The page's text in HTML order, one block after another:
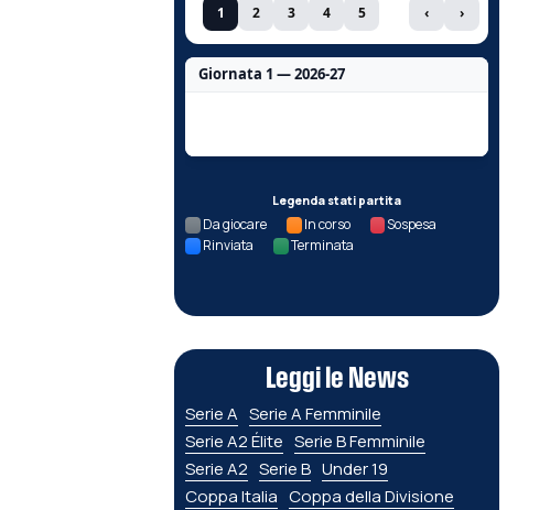
1 2 3 4 5 ‹ ›
Giornata 1 — 2026-27
Legenda stati partita
Da giocare In corso
Sospesa
Rinviata
Terminata
Leggi le News
Serie A Serie A Femminile
Serie A2 Élite Serie B Femminile
Serie A2 Serie B Under 19
Coppa Italia Coppa della Divisione